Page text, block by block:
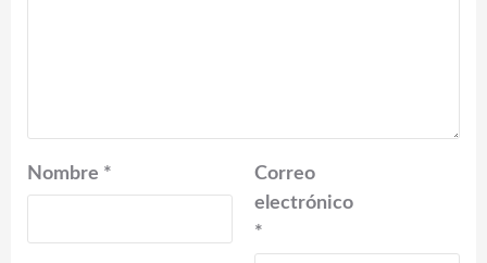
Nombre *
Correo
electrónico
*